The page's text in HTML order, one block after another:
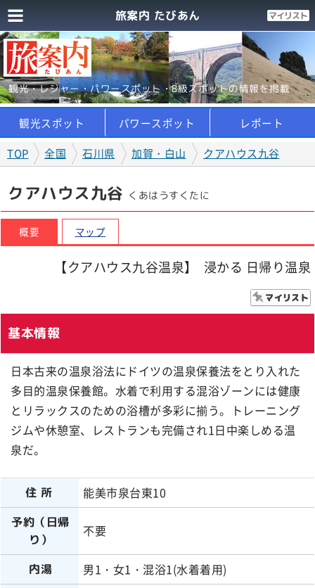
旅案内 たびあん
観光・レジャー・パワースポット・B級スポットの情報を掲載
観光スポット パワースポット
レポート
TOP
全国 石川県 加賀・白山 クアハウス九谷
クアハウス九谷 くあはうすくたに
概要 マップ
【クアハウス九谷温泉】 浸かる 日帰り温泉
基本情報
日本古来の温泉浴法にドイツの温泉保養法をとり入れた
多目的温泉保養館。水着で利用する混浴ゾーンには健康
とリラックスのための浴槽が多彩に揃う。トレーニング
ジムや休憩室、レストランも完備され1日中楽しめる温
泉だ。
住所 能美市泉台東10
予約（日帰
り）
不要
内湯 男1・女1・混浴1(水着着用)